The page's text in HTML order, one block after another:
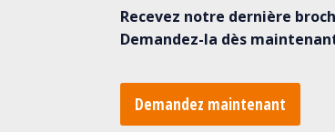
Recevez notre dernière
Demandez-la dès
Demandez maintenant